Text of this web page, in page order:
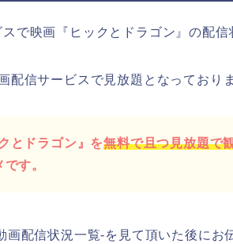
で映画『ヒックとドラゴン』の配信
配信サービスで見放題となっており
とドラゴン』を無料で且つ見放題で
す。
画配信状況一覧-を見て頂いた後にお